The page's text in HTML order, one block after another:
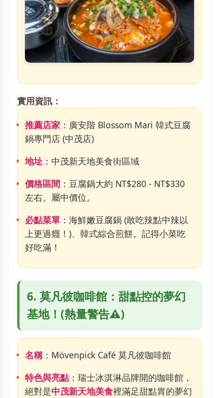
實用資訊：
推薦店家 ：廣安階 Blossom Mari 韓式豆腐
鍋專門店 (中茂店)
地址 ：中茂新天地美食街區域
價格區間 ：豆腐鍋大約 NT$280 - NT$330
左右。屬中價位。
必點菜單 ：海鮮嫩豆腐鍋 (敢吃辣點中辣以
上更過癮！)、韓式綜合煎餅。記得小菜吃
好吃滿！
6. 莫凡彼咖啡館：甜點控的夢幻
基地！(熱量警告⚠️)
名稱：Mövenpick Café 莫凡彼咖啡館
特色與亮點 ：瑞士冰淇淋品牌開的咖啡館，
絕對是中茂新天地美食裡滿足甜點胃的夢幻